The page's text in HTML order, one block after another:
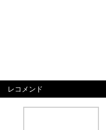
レコメンド